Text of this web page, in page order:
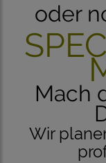
oder
Mach
Wir